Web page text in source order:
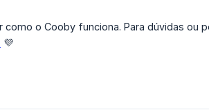
o Cooby funciona. Para dúvidas ou
💜